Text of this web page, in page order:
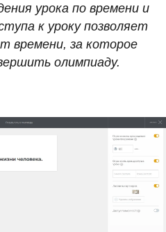
урока по времени и
к уроку позволяет
времени, за которое
олимпиаду.